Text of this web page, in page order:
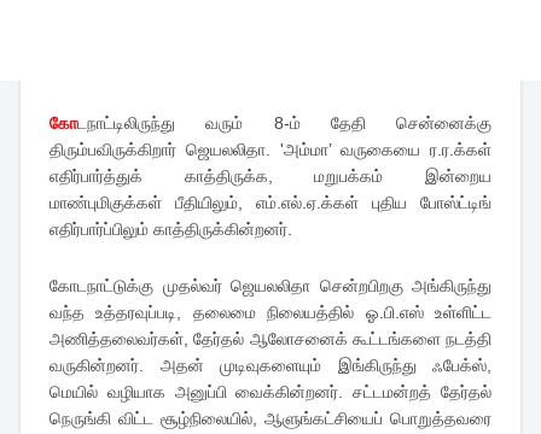
கோடநாட்டிலிருந்து வரும் 8-ம் தேதி சென்னைக்கு
திரும்பவிருக்கிறார் ஜெயலலிதா. 'அம்மா’ வருகையை ர.ர.க்கள்
எதிர்பார்த்துக் காத்திருக்க, மறுபக்கம் இன்றைய
மாண்புமிகுக்கள் பீதியிலும், எம்.எல்.ஏ.க்கள் புதிய போஸ்ட்டிங்
எதிர்பார்ப்பிலும் காத்திருக்கின்றனர்.
கோடநாட்டுக்கு முதல்வர் ஜெயலலிதா சென்றபிறகு அங்கிருந்து
வந்த உத்தரவுப்படி, தலைமை நிலையத்தில் ஓ.பி.எஸ் உள்ளிட்ட
அணித்தலைவர்கள், தேர்தல் ஆலோசனைக் கூட்டங்களை நடத்தி
வருகின்றனர். அதன் முடிவுகளையும் இங்கிருந்து ஃபேக்ஸ்,
மெயில் வழியாக அனுப்பி வைக்கின்றனர். சட்டமன்றத் தேர்தல்
நெருங்கி விட்ட சூழ்நிலையில், ஆளுங்கட்சியைப் பொறுத்தவரை